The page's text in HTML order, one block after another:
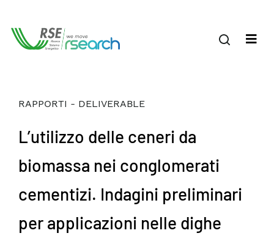
RAPPORTI - DELIVERABLE
L’utilizzo delle ceneri da
biomassa nei conglomerati
cementizi. Indagini preliminari
per applicazioni nelle dighe